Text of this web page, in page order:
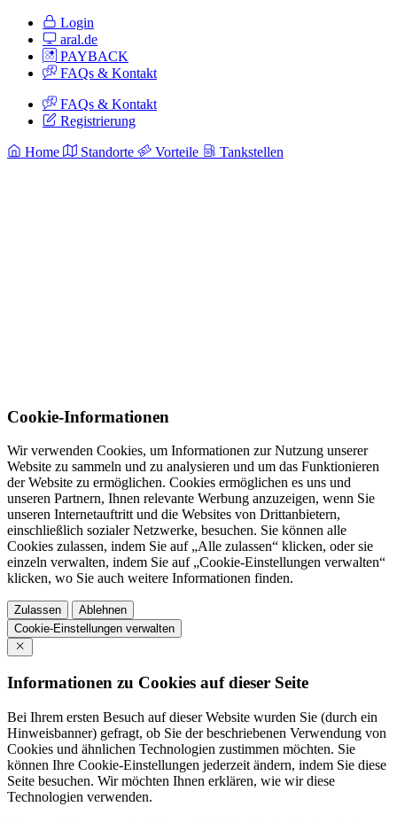
Login
aral.de
PAYBACK
FAQs & Kontakt
FAQs & Kontakt
Registrierung
Home Standorte Vorteile Tankstellen
Cookie-Informationen
Wir verwenden Cookies, um Informationen zur Nutzung unserer
Website zu sammeln und zu analysieren und um das Funktionieren
der Website zu ermöglichen. Cookies ermöglichen es uns und
unseren Partnern, Ihnen relevante Werbung anzuzeigen, wenn Sie
unseren Internetauftritt und die Websites von Drittanbietern,
einschließlich sozialer Netzwerke, besuchen. Sie können alle
Cookies zulassen, indem Sie auf „Alle zulassen“ klicken, oder sie
einzeln verwalten, indem Sie auf „Cookie-Einstellungen verwalten“
klicken, wo Sie auch weitere Informationen finden.
Zulassen
Ablehnen
Cookie-Einstellungen verwalten
Informationen zu Cookies auf dieser Seite
Bei Ihrem ersten Besuch auf dieser Website wurden Sie (durch ein
Hinweisbanner) gefragt, ob Sie der beschriebenen Verwendung von
Cookies und ähnlichen Technologien zustimmen möchten. Sie
können Ihre Cookie-Einstellungen jederzeit ändern, indem Sie diese
Seite besuchen. Wir möchten Ihnen erklären, wie wir diese
Technologien verwenden.